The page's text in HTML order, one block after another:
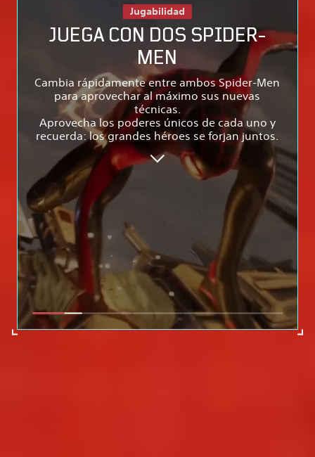
Jugabilidad
JUEGA CON DOS SPIDER-
MEN
Cambia rápidamente entre ambos Spider-Men
para aprovechar al máximo sus nuevas
técnicas.
Aprovecha los poderes únicos de cada uno y
recuerda: los grandes héroes se forjan juntos.